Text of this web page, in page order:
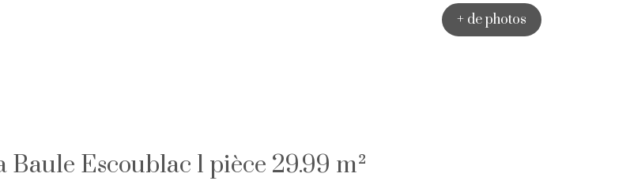
+ de photos
Escoublac 1 pièce 29.99 m²